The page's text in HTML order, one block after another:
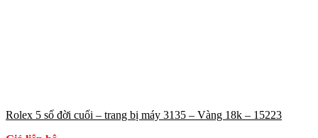
Rolex 5 số đời cuối – trang bị máy 3135 – Vàng 18k – 15223